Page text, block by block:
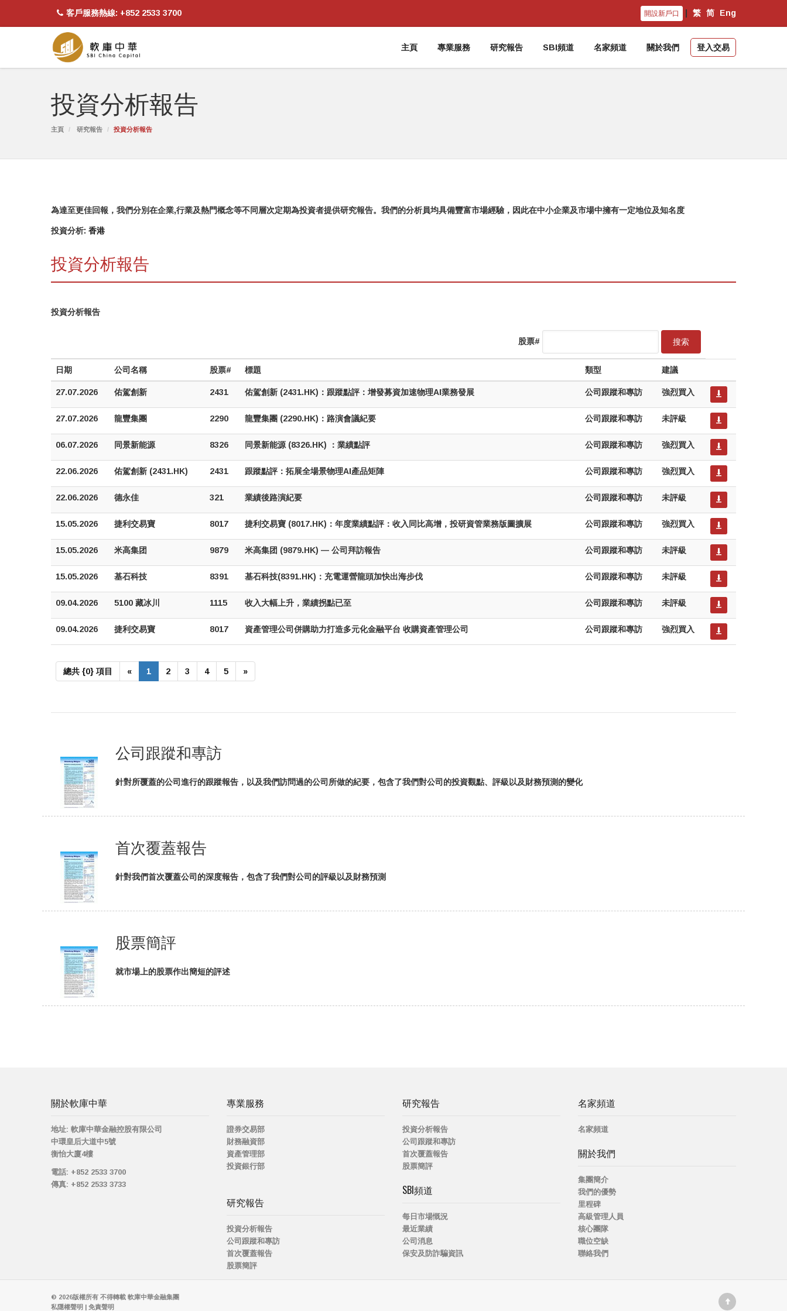
客戶服務熱線: +852 2533 3700 開設新戶口 繁 简 Eng
主頁 專業服務 研究報告 SBI頻道 名家頻道 關於我們 登入交易
投資分析報告
主頁 研究報告 投資分析報告
為達至更佳回報，我們分別在企業,行業及熱門概念等不同層次定期為投資者提供研究報告。我們的分析員均具備豐富市場經驗，因此在中小企業及市場中擁有一定地位及知名度
投資分析: 香港
投資分析報告
投資分析報告
股票# 搜索
日期 公司名稱 股票# 標題 類型 建議
27.07.2026 佑駕創新 2431 佑駕創新 (2431.HK)：跟蹤點評：增發募資加速物理AI業務發展 公司跟蹤和專訪 強烈買入
27.07.2026 龍豐集團 2290 龍豐集團 (2290.HK)：路演會議紀要 公司跟蹤和專訪 未評級
06.07.2026 同景新能源 8326 同景新能源 (8326.HK) ：業績點評 公司跟蹤和專訪 強烈買入
22.06.2026 佑駕創新 (2431.HK) 2431 跟蹤點評：拓展全場景物理AI產品矩陣 公司跟蹤和專訪 強烈買入
22.06.2026 德永佳 321 業績後路演紀要 公司跟蹤和專訪 未評級
15.05.2026 捷利交易寶 8017 捷利交易寶 (8017.HK)：年度業績點評：收入同比高增，投研資管業務版圖擴展 公司跟蹤和專訪 強烈買入
15.05.2026 米高集团 9879 米高集团 (9879.HK) — 公司拜訪報告 公司跟蹤和專訪 未評級
15.05.2026 基石科技 8391 基石科技(8391.HK)：充電運營龍頭加快出海步伐 公司跟蹤和專訪 未評級
09.04.2026 5100 藏冰川 1115 收入大幅上升，業績拐點已至 公司跟蹤和專訪 未評級
09.04.2026 捷利交易寶 8017 資產管理公司併購助力打造多元化金融平台 收購資產管理公司 公司跟蹤和專訪 強烈買入
總共 {0} 項目 « 1 2 3 4 5 »
公司跟蹤和專訪
針對所覆蓋的公司進行的跟蹤報告，以及我們訪問過的公司所做的紀要，包含了我們對公司的投資觀點、評級以及財務預測的變化
首次覆蓋報告
針對我們首次覆蓋公司的深度報告，包含了我們對公司的評級以及財務預測
股票簡評
就市場上的股票作出簡短的評述
關於軟庫中華
地址: 軟庫中華金融控股有限公司
中環皇后大道中5號
衡怡大廈4樓
電話: +852 2533 3700
傳真: +852 2533 3733
專業服務
證券交易部
財務融資部
資產管理部
投資銀行部
研究報告
投資分析報告
公司跟蹤和專訪
首次覆蓋報告
股票簡評
研究報告
投資分析報告
公司跟蹤和專訪
首次覆蓋報告
股票簡評
SBI頻道
每日市場慨況
最近業績
公司消息
保安及防詐騙資訊
名家頻道
名家頻道
關於我們
集團簡介
我們的優勢
里程碑
高級管理人員
核心團隊
職位空缺
聯絡我們
© 2026版權所有 不得轉載 軟庫中華金融集團
私隱權聲明
免責聲明